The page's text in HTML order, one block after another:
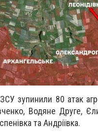
зупинили 80 атак
Водяне Друге,
та Андріївка.